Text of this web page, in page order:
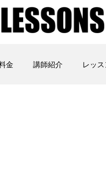
金 講師紹介 レッ